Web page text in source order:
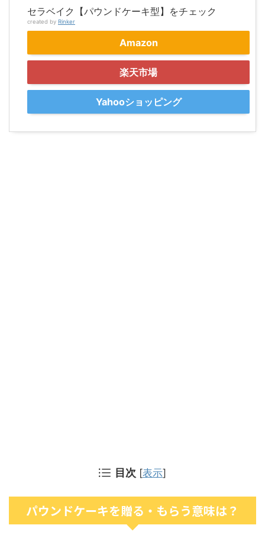
セラベイク【パウンドケーキ型】をチェック
created by Rinker
Amazon
楽天市場
Yahooショッピング
目次 [表示]
パウンドケーキを贈る・もらう意味は？